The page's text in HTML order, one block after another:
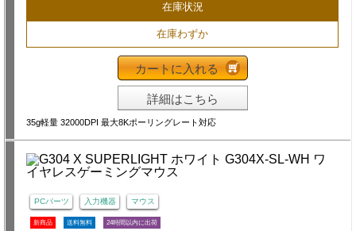
在庫状況
在庫わずか
カートに入れる
詳細はこちら
35g軽量 32000DPI 最大8Kポーリングレート対応
PCパーツ 入力機器 マウス
新商品 送料無料 24時間以内に出荷